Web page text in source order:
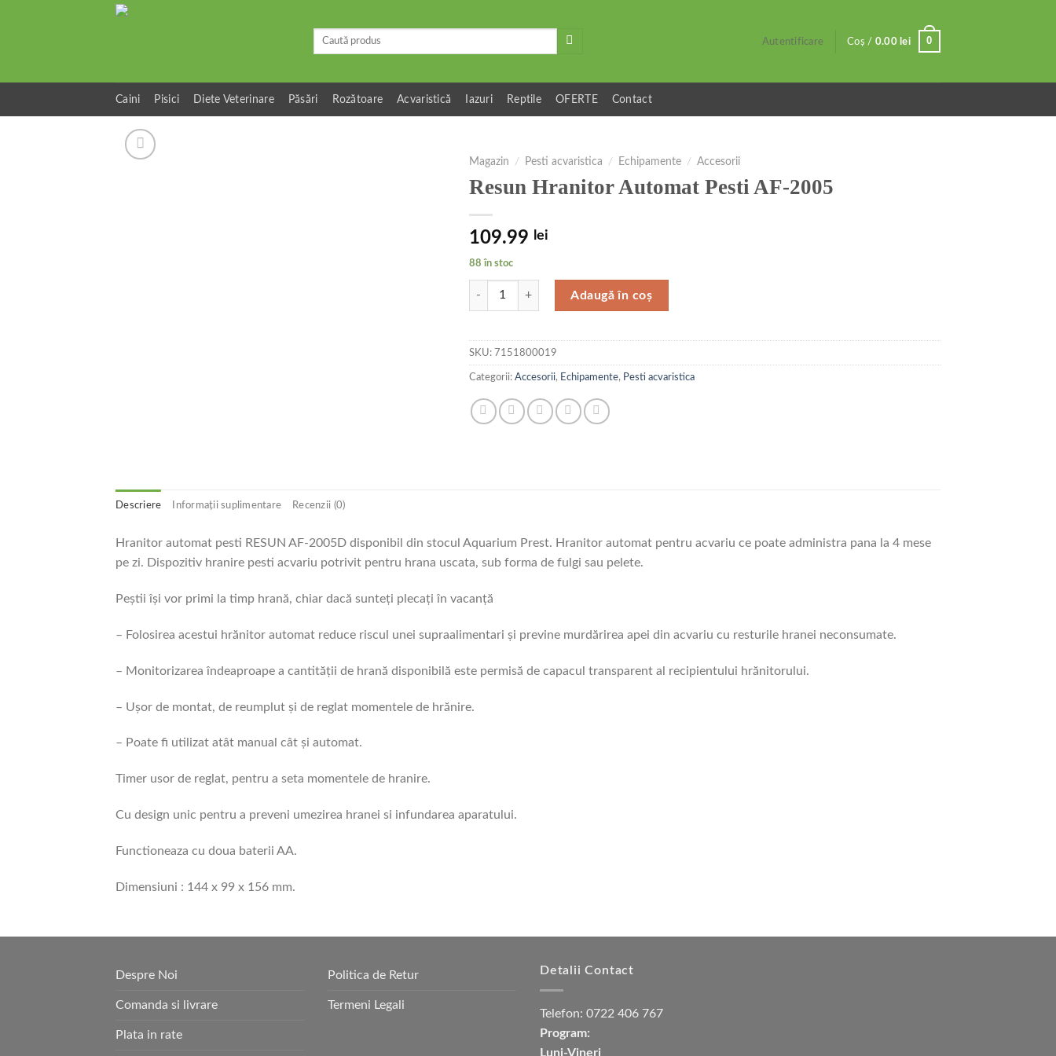
Caută
Autentificare Coș / 0.00 lei 0
Caini Pisici Diete Veterinare Păsări Rozătoare Acvaristică Iazuri Reptile OFERTE Contact
Magazin / Pesti acvaristica / Echipamente / Accesorii
Resun Hranitor Automat Pesti AF-2005
109.99 lei
88 în stoc
Cantitate Resun Hranitor Automat Pesti AF-2005
Adaugă în coș
SKU: 7151800019
Categorii: Accesorii, Echipamente, Pesti acvaristica
Descriere Informații suplimentare Recenzii (0)
Hranitor automat pesti RESUN AF-2005D disponibil din stocul Aquarium Prest. Hranitor automat pentru acvariu ce poate administra pana la 4 mese
pe zi. Dispozitiv hranire pesti acvariu potrivit pentru hrana uscata, sub forma de fulgi sau pelete.
Peştii îşi vor primi la timp hrană, chiar dacă sunteţi plecați în vacanţă
– Folosirea acestui hrănitor automat reduce riscul unei supraalimentari şi previne murdărirea apei din acvariu cu resturile hranei neconsumate.
– Monitorizarea îndeaproape a cantității de hrană disponibilă este permisă de capacul transparent al recipientului hrănitorului.
– Ușor de montat, de reumplut şi de reglat momentele de hrănire.
– Poate fi utilizat atât manual cât şi automat.
Timer usor de reglat, pentru a seta momentele de hranire.
Cu design unic pentru a preveni umezirea hranei si infundarea aparatului.
Functioneaza cu doua baterii AA.
Dimensiuni : 144 x 99 x 156 mm.
Despre Noi
Comanda si livrare
Plata in rate
Politica de Retur
Termeni Legali
Detalii Contact
Telefon: 0722 406 767
Program:
Luni-Vineri